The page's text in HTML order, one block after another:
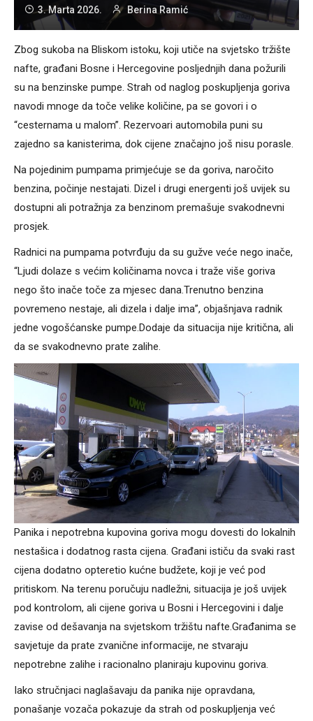
3. Marta 2026. Berina Ramić
Zbog sukoba na Bliskom istoku, koji utiče na svjetsko tržište
nafte, građani Bosne i Hercegovine posljednjih dana požurili
su na benzinske pumpe. Strah od naglog poskupljenja goriva
navodi mnoge da toče velike količine, pa se govori i o
“cesternama u malom”. Rezervoari automobila puni su
zajedno sa kanisterima, dok cijene značajno još nisu porasle.
Na pojedinim pumpama primjećuje se da goriva, naročito
benzina, počinje nestajati. Dizel i drugi energenti još uvijek su
dostupni ali potražnja za benzinom premašuje svakodnevni
prosjek.
Radnici na pumpama potvrđuju da su gužve veće nego inače,
“Ljudi dolaze s većim količinama novca i traže više goriva
nego što inače toče za mjesec dana.Trenutno benzina
povremeno nestaje, ali dizela i dalje ima”, objašnjava radnik
jedne vogošćanske pumpe.Dodaje da situacija nije kritična, ali
da se svakodnevno prate zalihe.
Panika i nepotrebna kupovina goriva mogu dovesti do lokalnih
nestašica i dodatnog rasta cijena. Građani ističu da svaki rast
cijena dodatno opteretio kućne budžete, koji je već pod
pritiskom. Na terenu poručuju nadležni, situacija je još uvijek
pod kontrolom, ali cijene goriva u Bosni i Hercegovini i dalje
zavise od dešavanja na svjetskom tržištu nafte.Građanima se
savjetuje da prate zvanične informacije, ne stvaraju
nepotrebne zalihe i racionalno planiraju kupovinu goriva.
Iako stručnjaci naglašavaju da panika nije opravdana,
ponašanje vozača pokazuje da strah od poskupljenja već